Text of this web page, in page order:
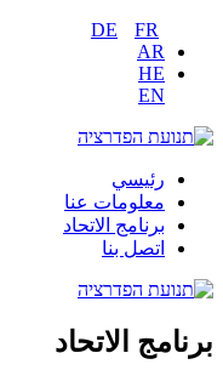
DE
FR
AR
HE
EN
رئيسي
معلومات عنا
برنامج الاتحاد
اتصل بنا
برنامج الاتحاد